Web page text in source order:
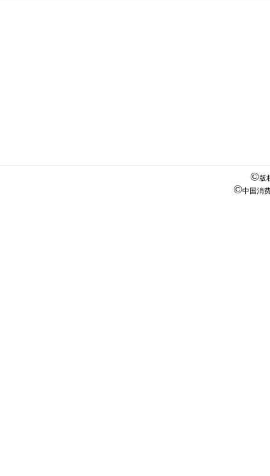
©版
©中国消